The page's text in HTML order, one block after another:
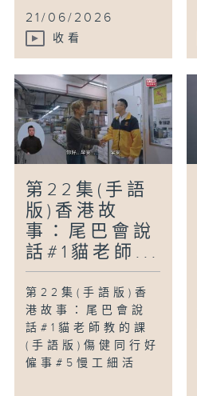
21/06/2026
收看
第22集(手語
版)香港故
事：尾巴會說
話#1貓老師...
第22集(手語版)香
港故事：尾巴會說
話#1貓老師教的課
(手語版)傷健同行好
僱事#5慢工細活